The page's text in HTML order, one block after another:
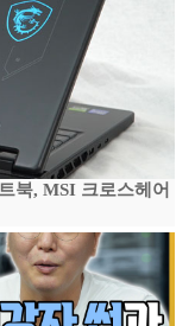
북, MSI 크로스헤어